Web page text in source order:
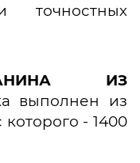
точностных
ИЗ
выполнен из
- 1400